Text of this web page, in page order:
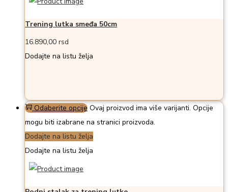
Trening lutka smeđa 50cm
16.890,00 rsd
Dodajte na listu želja
Odaberite opcije Ovaj proizvod ima više varijanti. Opcije
mogu biti izabrane na stranici proizvoda.
Dodajte na listu želja
Dodajte na listu želja